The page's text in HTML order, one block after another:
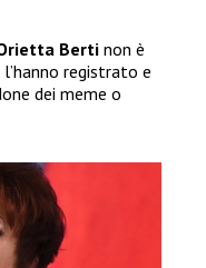
Berti non è
registrato e
dei meme o